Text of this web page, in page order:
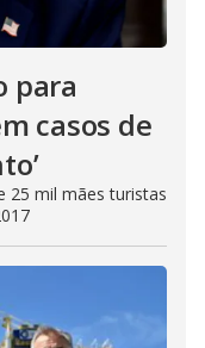
para
casos de
25 mil mães turistas